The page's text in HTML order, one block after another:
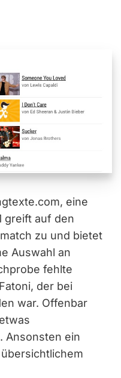
eine
greift auf den
zu und bietet
Auswahl an
fehlte
der bei
war. Offenbar
Ansonsten ein